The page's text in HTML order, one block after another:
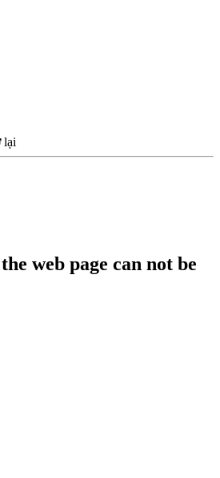
lại
web page can not be